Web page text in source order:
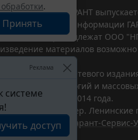
.
Принять
Реклама
системе
доступ
Система ГАРАНТ
правовой информации
ГАРАНТ.РУ принадлежат ООО
материалов
в качестве сетевого
технологий и
от 18 июня 2014 года.
г. Москва, тер. Ленинские
– ООО "НПП "
Гарант-